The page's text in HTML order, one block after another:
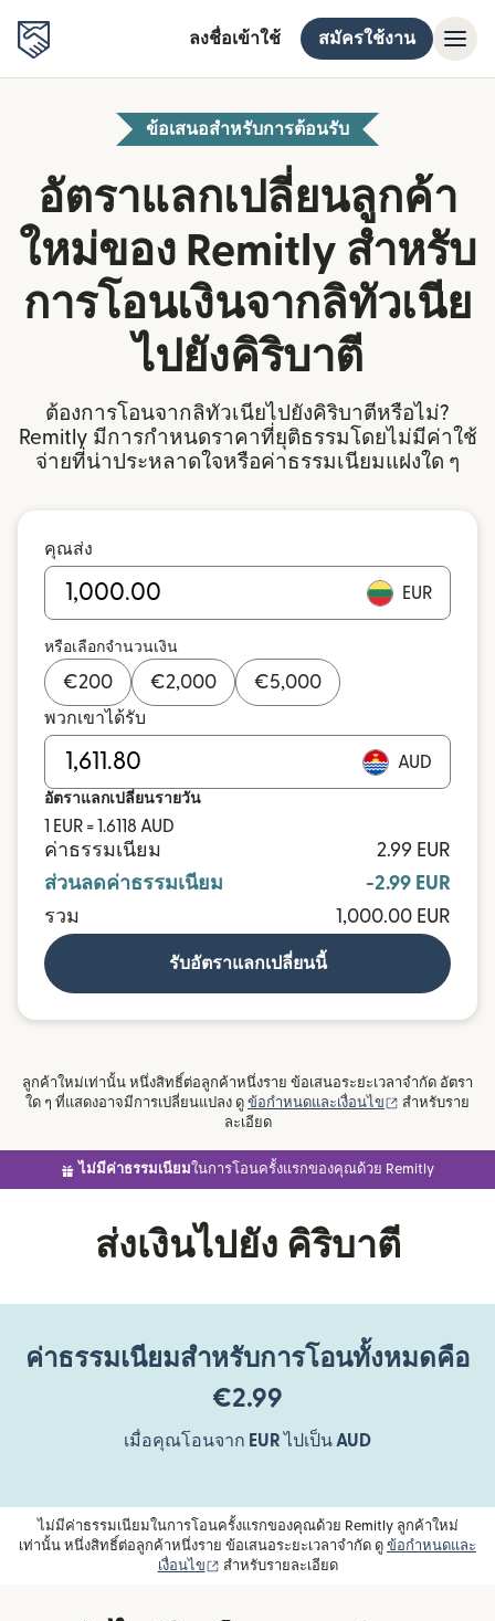
ลงชื่อเข้าใช้ สมัครใช้งาน
ข้อเสนอสำหรับการต้อนรับ
อัตราแลกเปลี่ยนลูกค้า
ใหม่ของ Remitly สำหรับ
การโอนเงินจากลิทัวเนีย
ไปยังคิริบาตี
ต้องการโอนจากลิทัวเนียไปยังคิริบาตีหรือไม่?
Remitly มีการกำหนดราคาที่ยุติธรรมโดยไม่มีค่าใช้
จ่ายที่น่าประหลาดใจหรือค่าธรรมเนียมแฝงใด ๆ
คุณส่ง
EUR
หรือเลือกจำนวนเงิน
€200 €2,000 €5,000
พวกเขาได้รับ
AUD
อัตราแลกเปลี่ยนรายวัน
1 EUR = 1.6118 AUD
ค่าธรรมเนียม
2.99 EUR
ส่วนลดค่าธรรมเนียม
-2.99 EUR
รวม
1,000.00 EUR
รับอัตราแลกเปลี่ยนนี้
ลูกค้าใหม่เท่านั้น หนึ่งสิทธิ์ต่อลูกค้าหนึ่งราย ข้อเสนอระยะเวลาจำกัด อัตรา
ใด ๆ ที่แสดงอาจมีการเปลี่ยนแปลง ดู ข้อกำหนดและเงื่อนไข (เปิดในหน้าต่า
สำหรับราย
ละเอียด
ไม่มีค่าธรรมเนียมในการโอนครั้งแรกของคุณด้วย Remitly
ส่งเงินไปยัง คิริบาตี
ค่าธรรมเนียมสำหรับการโอนทั้งหมดคือ
€2.99
เมื่อคุณโอนจาก EUR ไปเป็น AUD
ไม่มีค่าธรรมเนียมในการโอนครั้งแรกของคุณด้วย Remitly ลูกค้าใหม่
เท่านั้น หนึ่งสิทธิ์ต่อลูกค้าหนึ่งราย ข้อเสนอระยะเวลาจำกัด ดู ข้อกำหนดและ
เงื่อนไข
(เปิดในหน้าต่างใหม่)
สำหรับรายละเอียด